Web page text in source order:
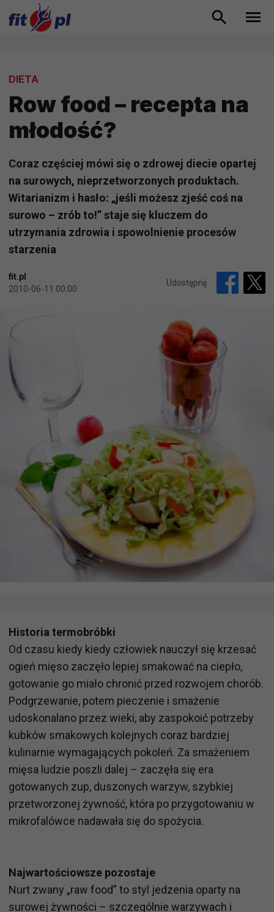
DIETA
Row food – recepta na
młodość?
Coraz częściej mówi się o zdrowej diecie opartej
na surowych, nieprzetworzonych produktach.
Witarianizm i hasło: „jeśli możesz zjeść coś na
surowo – zrób to!” staje się kluczem do
utrzymania zdrowia i spowolnienie procesów
starzenia
fit.pl
2010-06-11 00:00
Udostępnij
Historia termobróbki
Od czasu kiedy kiedy człowiek nauczył się krzesać
ogień mięso zaczęło lepiej smakować na ciepło,
gotowanie go miało chronić przed rozwojem chorób.
Podgrzewanie, potem pieczenie i smażenie
udoskonalano przez wieki, aby zaspokoić potrzeby
kubków smakowych kolejnych coraz bardziej
kulinarnie wymagających pokoleń. Za smażeniem
mięsa ludzie poszli dalej – zaczęła się era
gotowanych zup, duszonych warzyw, szybkiej
przetworzonej żywność, która po przygotowaniu w
mikrofalówce nadawała się do spożycia.
Najwartościowsze pozostaje
Nurt zwany „raw food” to styl jedzenia oparty na
surowej żywności – szczególnie warzywach i